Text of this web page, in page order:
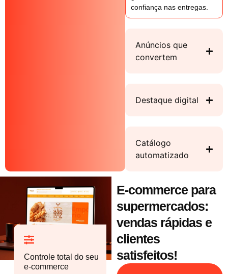
confiança nas entregas.
Anúncios que
convertem
Destaque digital
Catálogo
automatizado
E-commerce para
supermercados:
vendas rápidas e
clientes
satisfeitos!
Controle total do seu
e‑commerce
Conexão direta com